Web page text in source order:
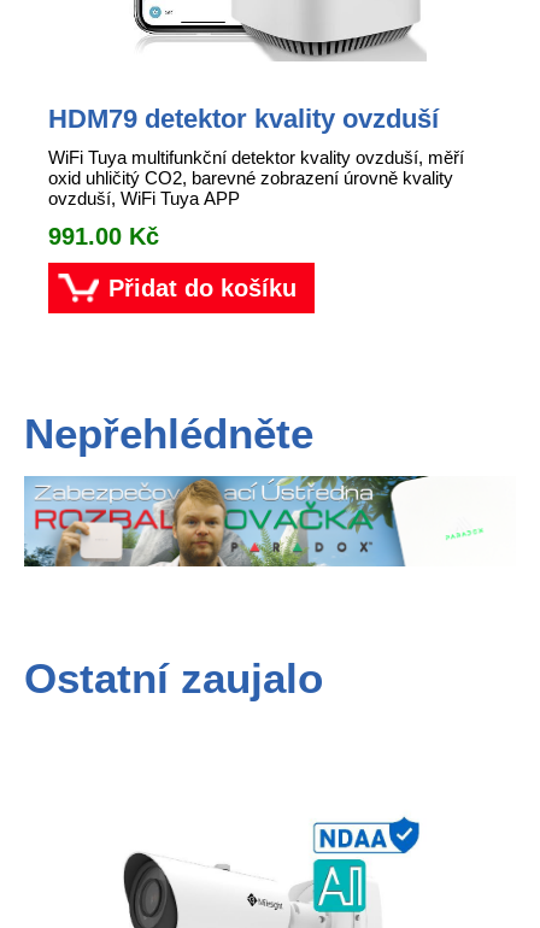
HDM79 detektor kvality ovzduší
WiFi Tuya multifunkční detektor kvality ovzduší, měří
oxid uhličitý CO2, barevné zobrazení úrovně kvality
ovzduší, WiFi Tuya APP
991.00 Kč
Přidat do košíku
Nepřehlédněte
Ostatní zaujalo